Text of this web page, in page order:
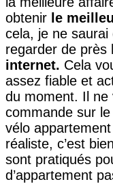
obtenir le
cela, je ne
regarder de près
internet. Cela
assez fiable et
du moment. Il ne
commande sur
vélo
réaliste, c’est
sont pratiqués
d’appartement